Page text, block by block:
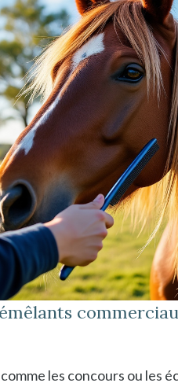
les concours ou les